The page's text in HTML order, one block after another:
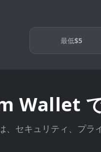
最低$5
Wallet
、セキュリティ、プラ